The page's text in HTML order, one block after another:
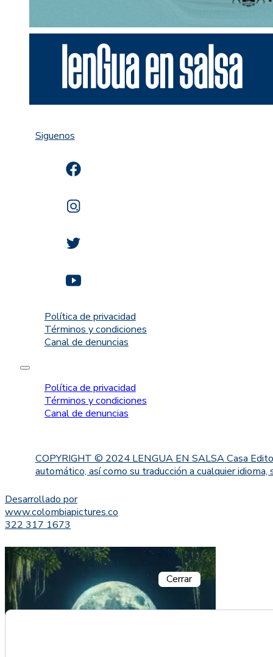
Siguenos
Política de privacidad
Términos y condiciones
Canal de denuncias
Política de privacidad
Términos y condiciones
Canal de denuncias
COPYRIGHT © 2024 LENGUA EN SALSA Casa
automático, así como su traducción a cualquier
Desarrollado por
www.colombiapictures.co
322 317 1673
Cerrar